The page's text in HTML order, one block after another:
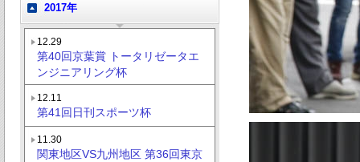
2017年
12.29
第40回京葉賞 トータリゼータエ
ンジニアリング杯
12.11
第41回日刊スポーツ杯
11.30
関東地区VS九州地区 第36回東京